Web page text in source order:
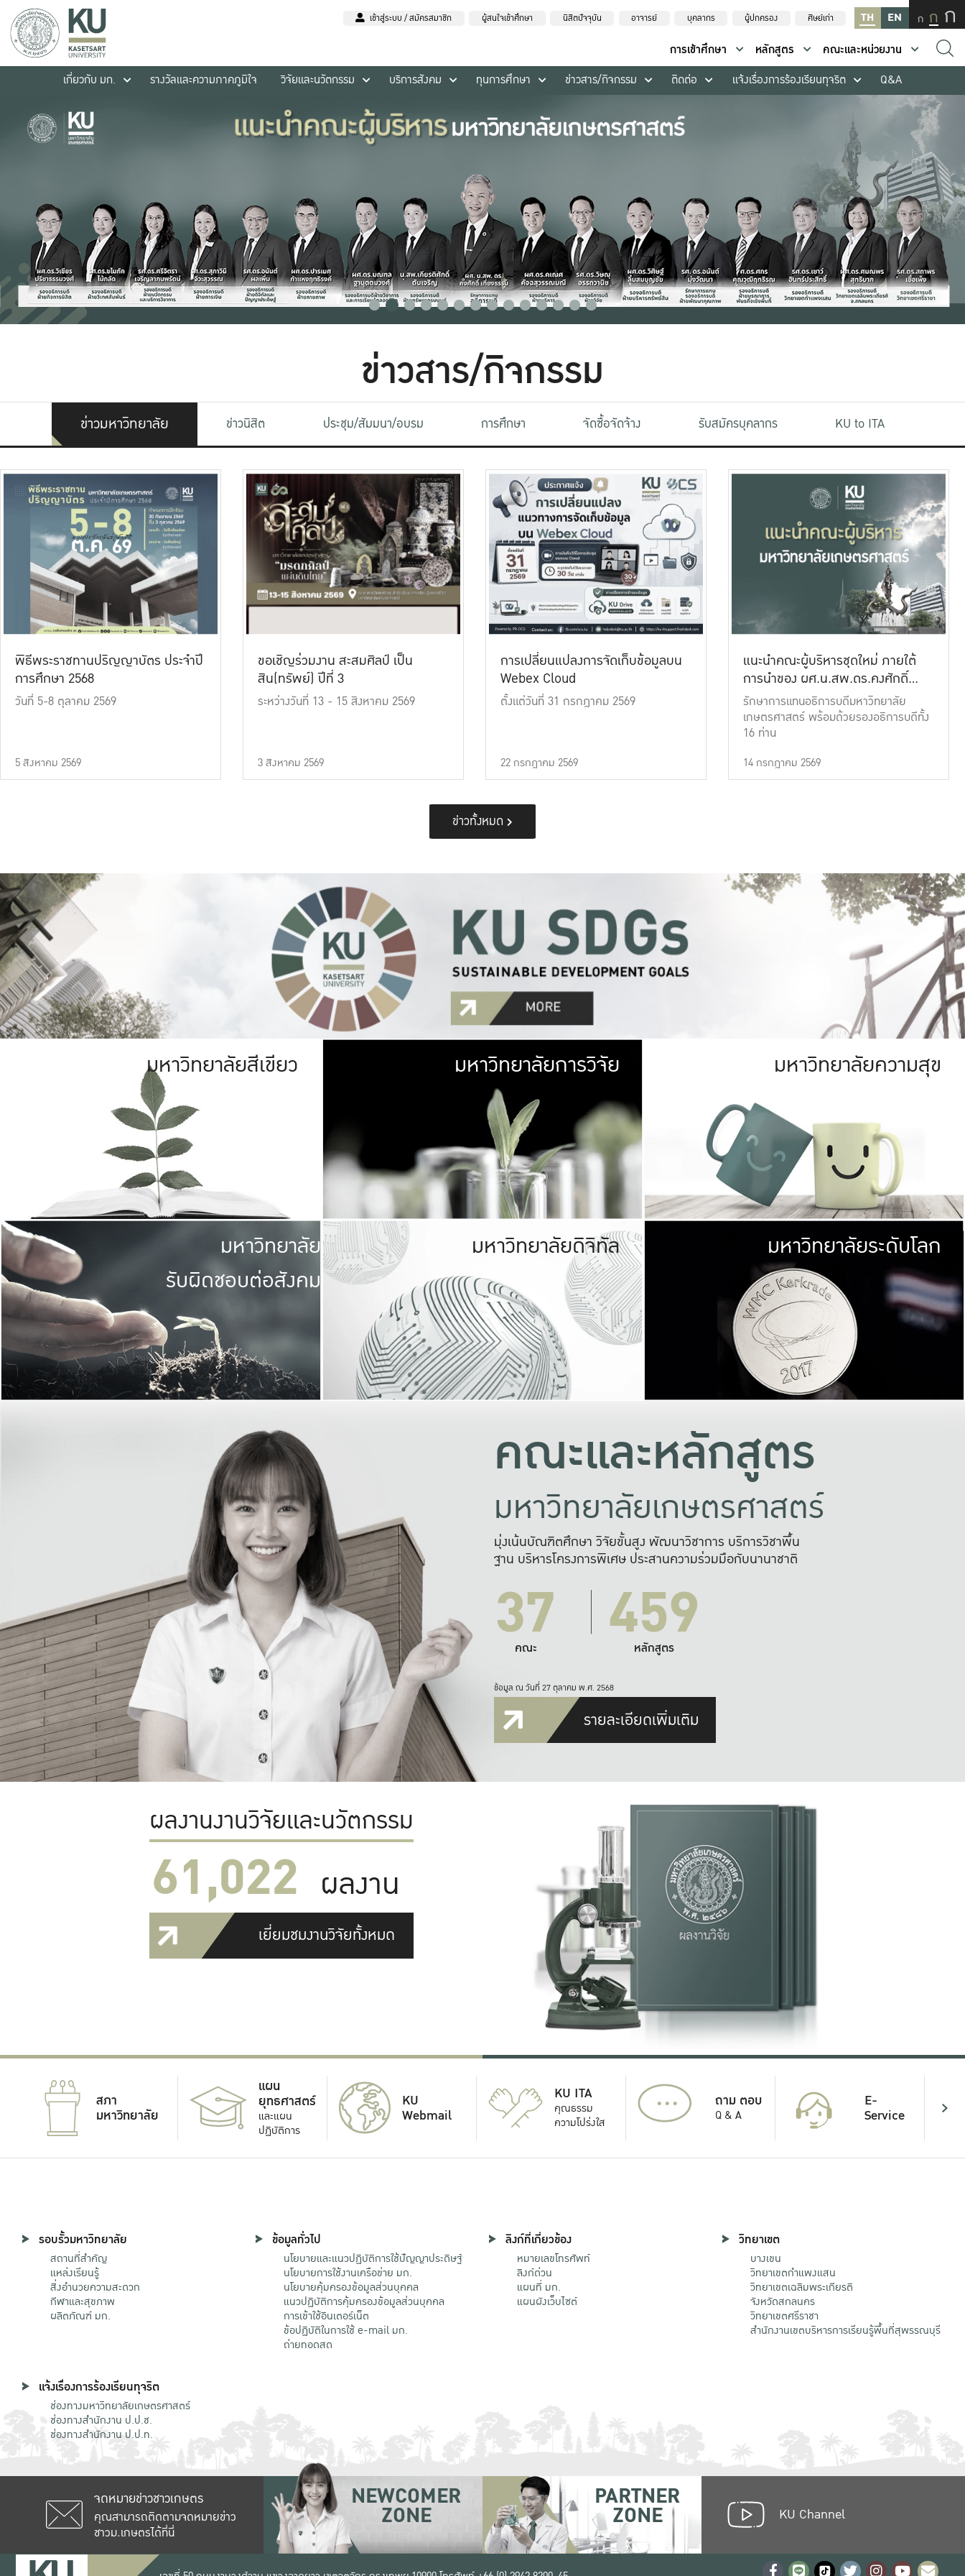
เข้าสู่ระบบ / สมัครสมาชิก ผู้สนใจเข้าศึกษา นิสิตปัจจุบัน อาจารย์ บุคลากร ผู้ปกครอง ศิษย์เก่า TH EN ก ก ก
การเข้าศึกษา หลักสูตร
คณะและหน่วยงาน
เกี่ยวกับ มก.
รางวัลและความภาคภูมิใจ วิจัยและนวัตกรรม บริการสังคม ทุนการศึกษา ข่าวสาร/กิจกรรม ติดต่อ แจ้งเรื่องการร้องเรียนทุจริต Q&A
ข่าวสาร/กิจกรรม
ข่าวมหาวิทยาลัย ข่าวนิสิต ประชุม/สัมมนา/อบรม การศึกษา จัดซื้อจัดจ้าง รับสมัครบุคลากร KU to ITA
พิธีพระราชทานปริญญาบัตร ประจำปี
การศึกษา 2568
วันที่ 5-8 ตุลาคม 2569
5 สิงหาคม 2569
ขอเชิญร่วมงาน สะสมศิลป์ เป็น
สิน(ทรัพย์) ปีที่ 3
ระหว่างวันที่ 13 - 15 สิงหาคม 2569
3 สิงหาคม 2569
การเปลี่ยนแปลงการจัดเก็บข้อมูลบน
Webex Cloud
ตั้งแต่วันที่ 31 กรกฎาคม 2569
22 กรกฎาคม 2569
แนะนำคณะผู้บริหารชุดใหม่ ภายใต้
การนำของ ผศ.น.สพ.ดร.คงศักดิ์
เที่ยงธรรม
รักษาการแทนอธิการบดีมหาวิทยาลัย
เกษตรศาสตร์ พร้อมด้วยรองอธิการบดีทั้ง
16 ท่าน
14 กรกฎาคม 2569
ข่าวทั้งหมด
มหาวิทยาลัยสีเขียว มหาวิทยาลัย
เกษตรศาสตร์ มีพื้นที่เขียวสดใส หนาแน่น
เป็นป่าในเมือง (URBAN FOREST)
เกษตรในเมือง (URBAN AGRICULTURE)
ที่นับรวมกันได้ประมาณ 1,400 ไร่
มหาวิทยาลัยการวิจัย มหาวิทยาลัย
ให้กับประชาชน
มหาวิทยาลัยความสุข
มหาวิทยาลัย
รับผิดชอบต่อสังคม
มหาวิทยาลัยรับผิดชอบต่อสังคม
ร่วมมือกับชุมชน เพื่อความกินดีอยู่ดี
และความสุขอย่างยั่งยืน
มองปัญหาในภาพกว้าง
แก้ไขจากปัญหาจุดเล็กๆ
มหาวิทยาลัยดิจิทัล มหาวิทยา
พร้อมที่จ
และผลักดันในการใช้ระบบส
เพื่อการทำงานแ
มหาวิทยาลัยระดับโลก
คณะและหลักสูตร
มหาวิทยาลัยเกษตรศาสตร์
มุ่งเน้นบัณฑิตศึกษา วิจัยขั้นสูง พัฒนาวิชาการ บริการวิชาพื้น
ฐาน บริหารโครงการพิเศษ ประสานความร่วมมือกับนานาชาติ
37
คณะ 459
หลักสูตร
ข้อมูล ณ วันที่ 27 ตุลาคม พ.ศ. 2568
รายละเอียดเพิ่มเติม
ผลงานงานวิจัยและนวัตกรรม
61,022 ผลงาน
เยี่ยมชมงานวิจัยทั้งหมด
สภา
มหาวิทยาลัย
แผน
ยุทธศาสตร์
และแผน
ปฏิบัติการ
KU
Webmail
KU ITA
คุณธรรม
ความโปร่งใส
... ถาม ตอบ
Q & A
E-
Service
รอบรั้วมหาวิทยาลัย
สถานที่สำคัญ
แหล่งเรียนรู้
สิ่งอำนวยความสะดวก
กีฬาและสุขภาพ
ผลิตภัณฑ์ มก.
ข้อมูลทั่วไป
นโยบายและแนวปฏิบัติการใช้ปัญญาประดิษฐ์
นโยบายการใช้งานเครือข่าย มก.
นโยบายคุ้มครองข้อมูลส่วนบุคคล
แนวปฏิบัติการคุ้มครองข้อมูลส่วนบุคคล
การเข้าใช้อินเตอร์เน็ต
ข้อปฏิบัติในการใช้ e-mail มก.
ถ่ายทอดสด
ลิงก์ที่เกี่ยวข้อง
หมายเลขโทรศัพท์
ลิงก์ด่วน
แผนที่ มก.
แผนผังเว็บไซต์
วิทยาเขต
บางเขน
วิทยาเขตกําแพงแสน
วิทยาเขตเฉลิมพระเกียรติ
จังหวัดสกลนคร
วิทยาเขตศรีราชา
สำนักงานเขตบริหารการเรียนรู้พื้นที่สุพรรณบุรี
แจ้งเรื่องการร้องเรียนทุจริต
ช่องทางมหาวิทยาลัยเกษตรศาสตร์
ช่องทางสำนักงาน ป.ป.ช.
ช่องทางสำนักงาน ป.ป.ท.
จดหมายข่าวชาวเกษตร
คุณสามารถติดตามจดหมายข่าว
ชาวม.เกษตรได้ที่นี่
NEWCOMER
ZONE
PARTNER
ZONE KU Channel